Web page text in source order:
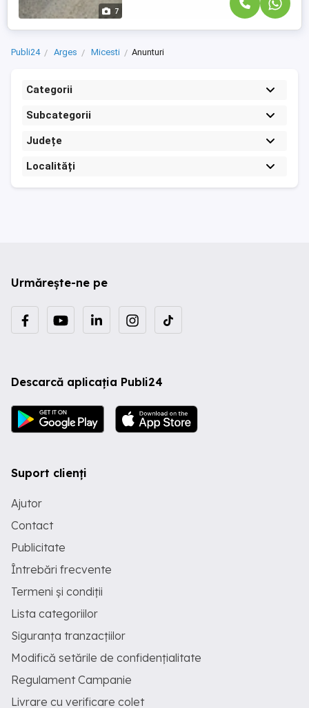
7
Publi24 Arges Micesti Anunturi
Categorii
Subcategorii
Județe
Localități
Urmărește-ne pe
Descarcă aplicația Publi24
Suport clienți
Ajutor
Contact
Publicitate
Întrebări frecvente
Termeni și condiții
Lista categoriilor
Siguranța tranzacțiilor
Modifică setările de confidențialitate
Regulament Campanie
Livrare cu verificare colet